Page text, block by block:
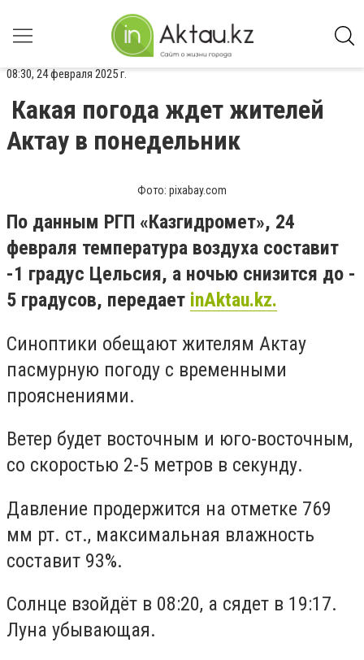
08:30, 24 февраля 2025 г.
Какая погода ждет жителей
Актау в понедельник
Фото: pixabay.com
По данным РГП «Казгидромет», 24
февраля температура воздуха составит
-1 градус Цельсия, а ночью снизится до -
5 градусов, передает inAktau.kz.
Синоптики обещают жителям Актау
пасмурную погоду с временными
прояснениями.
Ветер будет восточным и юго-восточным,
со скоростью 2-5 метров в секунду.
Давление продержится на отметке 769
мм рт. ст., максимальная влажность
составит 93%.
Солнце взойдёт в 08:20, а сядет в 19:17.
Луна убывающая.